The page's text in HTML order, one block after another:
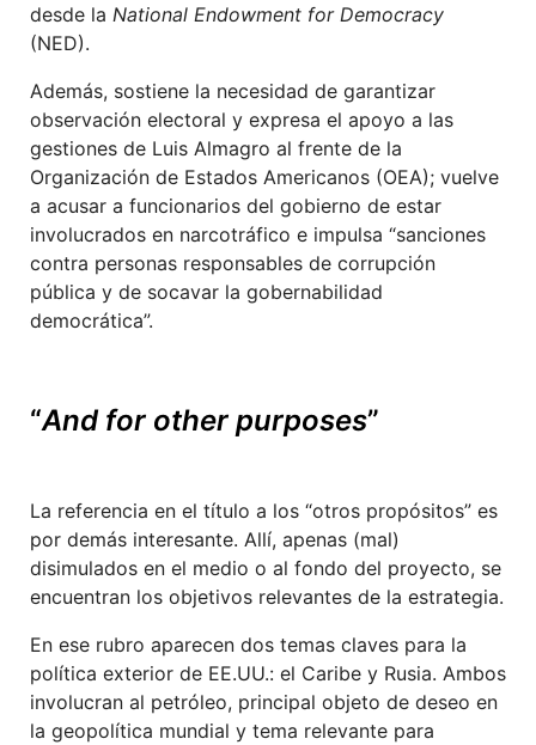
desde la National Endowment for Democracy
(NED).
Además, sostiene la necesidad de garantizar
observación electoral y expresa el apoyo a las
gestiones de Luis Almagro al frente de la
Organización de Estados Americanos (OEA); vuelve
a acusar a funcionarios del gobierno de estar
involucrados en narcotráfico e impulsa “sanciones
contra personas responsables de corrupción
pública y de socavar la gobernabilidad
democrática”.
“And for other purposes”
La referencia en el título a los “otros propósitos” es
por demás interesante. Allí, apenas (mal)
disimulados en el medio o al fondo del proyecto, se
encuentran los objetivos relevantes de la estrategia.
En ese rubro aparecen dos temas claves para la
política exterior de EE.UU.: el Caribe y Rusia. Ambos
involucran al petróleo, principal objeto de deseo en
la geopolítica mundial y tema relevante para